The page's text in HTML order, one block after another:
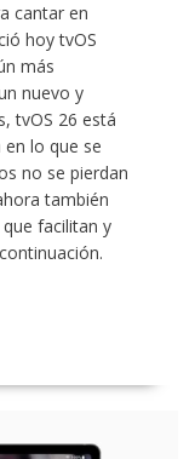
cantar en
hoy tvOS
más
nuevo y
tvOS 26 está
lo que se
no se pierdan
también
facilitan y